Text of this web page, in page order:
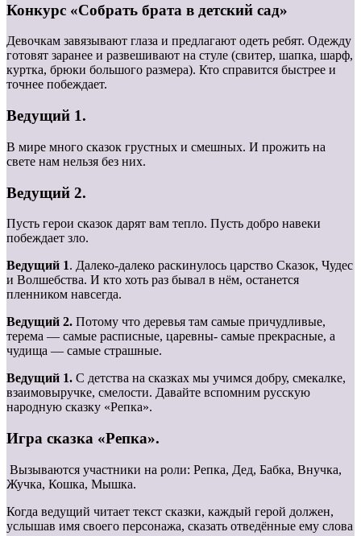
Конкурс «Собрать брата в детский сад»
Девочкам завязывают глаза и предлагают одеть ребят. Одежду
готовят заранее и развешивают на стуле (свитер, шапка, шарф,
куртка, брюки большого размера). Кто справится быстрее и
точнее побеждает.
Ведущий 1.
В мире много сказок грустных и смешных. И прожить на
свете нам нельзя без них.
Ведущий 2.
Пусть герои сказок дарят вам тепло. Пусть добро навеки
побеждает зло.
Ведущий 1. Далеко-далеко раскинулось царство Сказок, Чудес
и Волшебства. И кто хоть раз бывал в нём, останется
пленником навсегда.
Ведущий 2. Потому что деревья там самые причудливые,
терема — самые расписные, царевны- самые прекрасные, а
чудища — самые страшные.
Ведущий 1. С детства на сказках мы учимся добру, смекалке,
взаимовыручке, смелости. Давайте вспомним русскую
народную сказку «Репка».
Игра сказка «Репка».
Вызываются участники на роли: Репка, Дед, Бабка, Внучка,
Жучка, Кошка, Мышка.
Когда ведущий читает текст сказки, каждый герой должен,
услышав имя своего персонажа, сказать отведённые ему слова